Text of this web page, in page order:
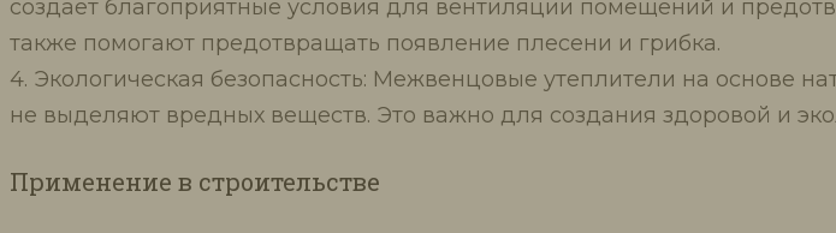
создает благоприятные условия для вентиляции помещений и
также помогают предотвращать появление плесени и грибка.
4. Экологическая безопасность: Межвенцовые утеплители на основе
не выделяют вредных веществ. Это важно для создания здоровой и
Применение в строительстве